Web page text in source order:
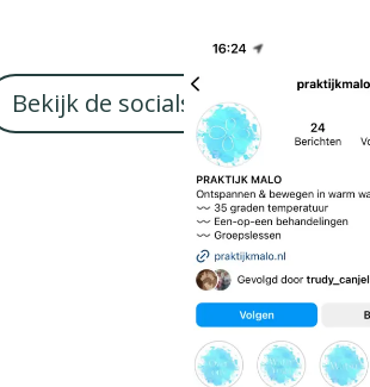
Bekijk de socials